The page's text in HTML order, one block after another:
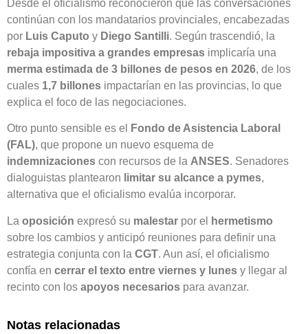
Desde el oficialismo reconocieron que las conversaciones
continúan con los mandatarios provinciales, encabezadas
por Luis Caputo y Diego Santilli. Según trascendió, la
rebaja impositiva a grandes empresas implicaría una
merma estimada de 3 billones de pesos en 2026, de los
cuales 1,7 billones impactarían en las provincias, lo que
explica el foco de las negociaciones.
Otro punto sensible es el
Fondo de Asistencia Laboral
(FAL), que propone un nuevo esquema de
indemnizaciones con recursos de la ANSES. Senadores
dialoguistas plantearon limitar su alcance a pymes,
alternativa que el oficialismo evalúa incorporar.
La oposición expresó su malestar por el
hermetismo
sobre los cambios y anticipó reuniones para definir una
estrategia conjunta con la CGT. Aun así, el oficialismo
confía en cerrar el texto entre viernes y lunes y llegar al
recinto con los apoyos necesarios para avanzar.
Notas relacionadas